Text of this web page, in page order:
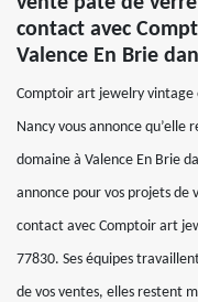
contact avec
Valence En Brie
Comptoir art jewelry vintage
Nancy vous annonce qu’elle
domaine à Valence En Brie
annonce pour vos projets de
contact avec Comptoir art
77830. Ses équipes
de vos ventes, elles restent